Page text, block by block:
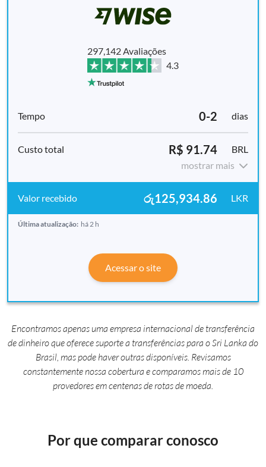
297,142 Avaliações
4.3
0-2 dias
R$ 91.74
BRL
mostrar mais
රු125,934.86 LKR
Última atualização: há 2 h
Acessar o site
Encontramos apenas uma empresa internacional de transferência
de dinheiro que oferece suporte a transferências para o Sri Lanka do
Brasil, mas pode haver outras disponíveis. Revisamos
constantemente nossa cobertura e comparamos mais de 10
provedores em centenas de rotas de moeda.
Por que comparar conosco